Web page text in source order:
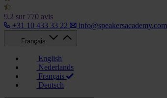
9.2 sur 770 avis
+31 10 433 33 22
info@speakersacademy.com
Français
English
Nederlands
Français
Deutsch